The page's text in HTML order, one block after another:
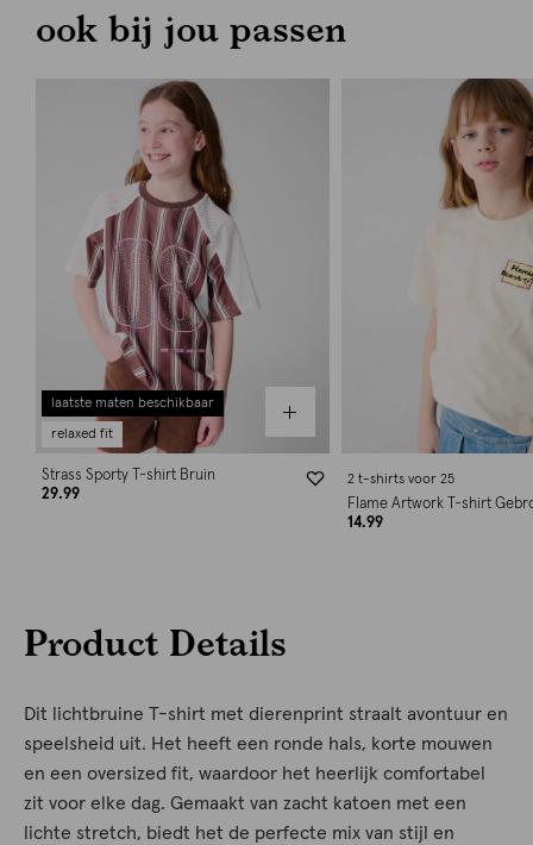
ook bij jou passen
laatste maten beschikbaar
relaxed fit
Strass Sporty T-shirt Bruin
29.99
2 t-shirts voor 25
Flame Artwork T-shirt
14.99
Product Details
Dit lichtbruine T-shirt met dierenprint straalt avontuur en
speelsheid uit. Het heeft een ronde hals, korte mouwen
en een oversized fit, waardoor het heerlijk comfortabel
zit voor elke dag. Gemaakt van zacht katoen met een
lichte stretch, biedt het de perfecte mix van stijl en